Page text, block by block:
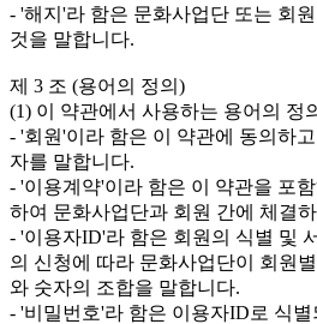
- '해지'라 함은 문화사업단 또는 회
것을 말합니다.
제 3 조 (용어의 정의)
(1) 이 약관에서 사용하는 용어의 정
- '회원'이라 함은 이 약관에 동의하
자를 말합니다.
- '이용계약'이라 함은 이 약관을 포
하여 문화사업단과 회원 간에 체결
- '이용자ID'라 함은 회원의 식별 및
의 신청에 따라 문화사업단이 회원
와 숫자의 조합을 말합니다.
- '비밀번호'라 함은 이용자ID로 식